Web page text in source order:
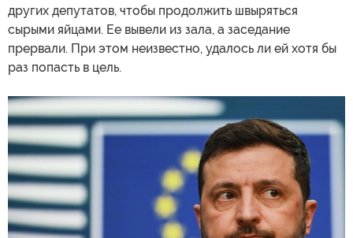
других депутатов, чтобы продолжить швыряться
сырыми яйцами. Ее вывели из зала, а заседание
прервали. При этом неизвестно, удалось ли ей хотя бы
раз попасть в цель.